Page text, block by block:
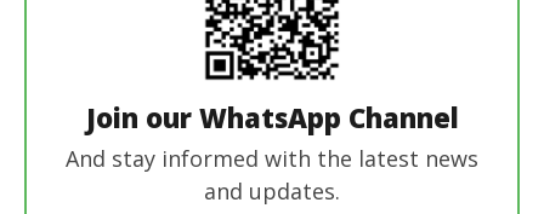
Join our WhatsApp Channel
And stay informed with the latest news
and updates.